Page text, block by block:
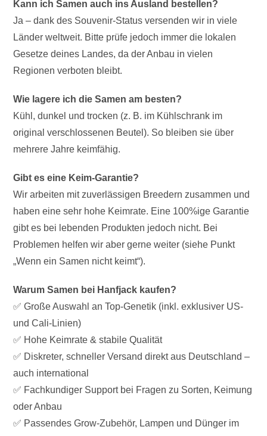
Kann ich Samen auch ins Ausland bestellen?
Ja – dank des Souvenir-Status versenden wir in viele
Länder weltweit. Bitte prüfe jedoch immer die lokalen
Gesetze deines Landes, da der Anbau in vielen
Regionen verboten bleibt.
Wie lagere ich die Samen am besten?
Kühl, dunkel und trocken (z. B. im Kühlschrank im
original verschlossenen Beutel). So bleiben sie über
mehrere Jahre keimfähig.
Gibt es eine Keim-Garantie?
Wir arbeiten mit zuverlässigen Breedern zusammen und
haben eine sehr hohe Keimrate. Eine 100%ige Garantie
gibt es bei lebenden Produkten jedoch nicht. Bei
Problemen helfen wir aber gerne weiter (siehe Punkt
„Wenn ein Samen nicht keimt“).
Warum Samen bei Hanfjack kaufen?
✅ Große Auswahl an Top-Genetik (inkl. exklusiver US-
und Cali-Linien)
✅ Hohe Keimrate & stabile Qualität
✅ Diskreter, schneller Versand direkt aus Deutschland –
auch international
✅ Fachkundiger Support bei Fragen zu Sorten, Keimung
oder Anbau
✅ Passendes Grow-Zubehör, Lampen und Dünger im